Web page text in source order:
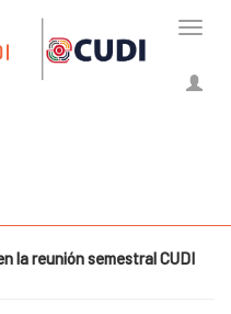
la reunión semestral CUDI